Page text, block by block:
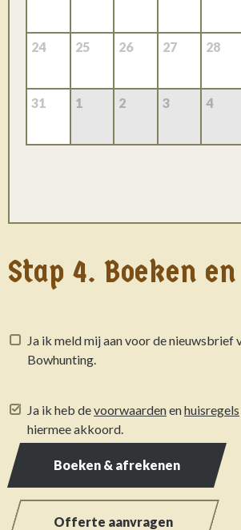
24 25 26 27 28
31 1 2 3 4
Stap 4. Boeken
Ja ik meld mij aan voor de nieuwsbrief
Bowhunting.
Ja ik heb devoorwaardenenhuisregels
hiermee akkoord.
Boeken & afrekenen
Offerte aanvragen